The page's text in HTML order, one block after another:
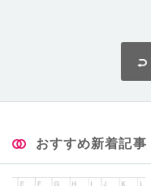
おすすめ新着記事